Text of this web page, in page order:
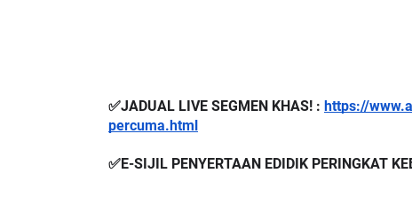
✅JADUAL LIVE SEGMEN KHAS! : https://
percuma.html
✅E-SIJIL PENYERTAAN EDIDIK PERINGKAT